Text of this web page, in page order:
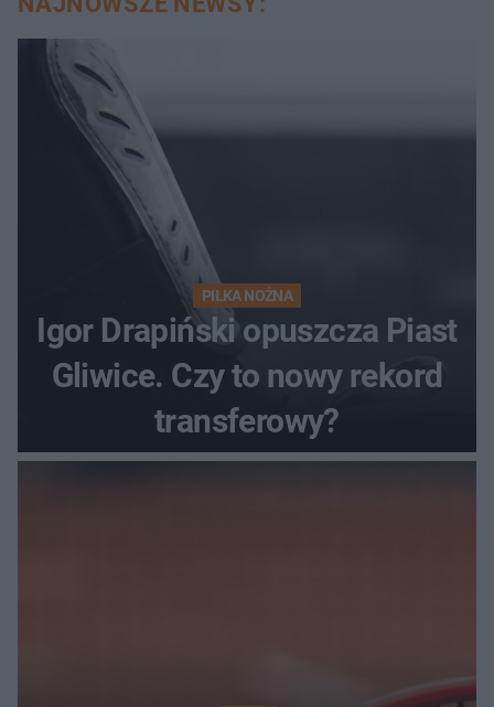
PIŁKA NOŻNA
Igor Drapiński opuszcza Piast
Gliwice. Czy to nowy rekord
transferowy?